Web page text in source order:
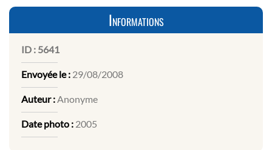
Informations
ID : 5641
Envoyée le : 29/08/2008
Auteur : Anonyme
Date photo : 2005